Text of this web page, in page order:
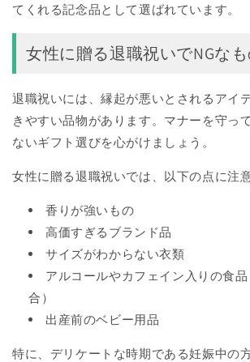
てくれる記念品として選ばれています。
女性に贈る退職祝いでNGな
退職祝いには、縁起が悪いとされるアイ
きやすい品物があります。マナーを守っ
ないギフト選びを心がけましょう。
女性に贈る退職祝いでは、以下の点に注
香りが強いもの
高価すぎるブランド品
サイズがわからない衣類
アルコールやカフェイン入りの食
合）
出産前のベビー用品
特に、デリケートな時期である妊娠中の